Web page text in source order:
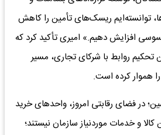
توانسته‌ایم ریسک‌های تأمین را کاهش
افزایش دهیم.» امیری تأکید کرد که
تحکیم روابط با شرکای تجاری، مسیر
را هموار کرده است.
در فضای رقابتی امروز، واحدهای خرید
و خدمات موردنیاز سازمان نیستند؛